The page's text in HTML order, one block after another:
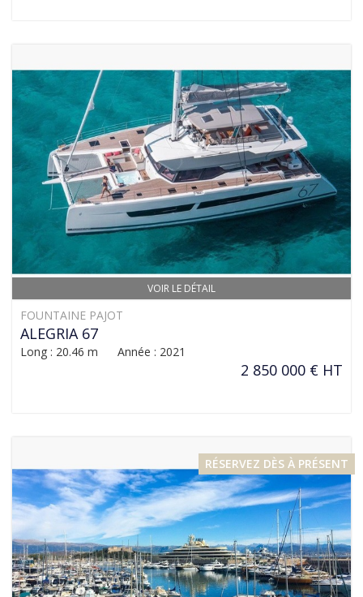
VOIR LE DÉTAIL
FOUNTAINE PAJOT
ALEGRIA 67
Long : 20.46 m Année : 2021
2 850 000 € HT
RÉSERVEZ DÈS À PRÉSENT